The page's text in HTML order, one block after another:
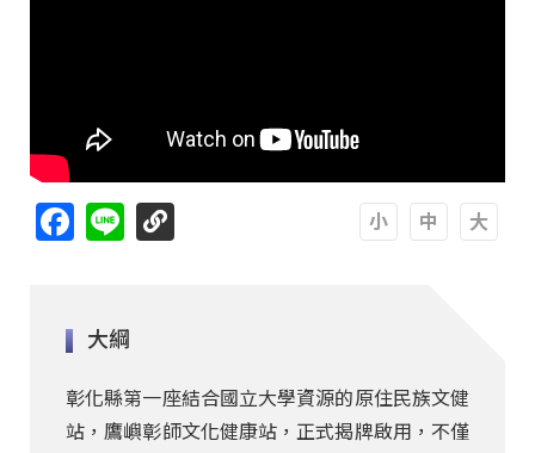
Facebook
Line
大綱
彰化縣第一座結合國立大學資源的原住民族文健
站，鷹嶼彰師文化健康站，正式揭牌啟用，不僅